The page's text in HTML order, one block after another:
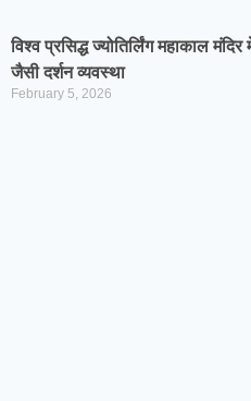
विश्व प्रसिद्ध ज्योतिर्लिंग महाकाल
जैसी दर्शन व्यवस्था
February 5, 2026